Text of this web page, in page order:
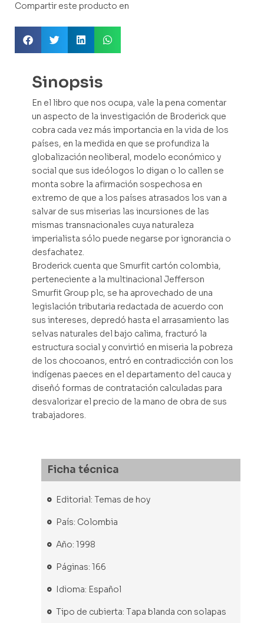
Compartir este producto en
Sinopsis
En el libro que nos ocupa, vale la pena comentar
un aspecto de la investigación de Broderick que
cobra cada vez más importancia en la vida de los
países, en la medida en que se profundiza la
globalización neoliberal, modelo económico y
social que sus ideólogos lo digan o lo callen se
monta sobre la afirmación sospechosa en
extremo de que a los países atrasados los van a
salvar de sus miserias las incursiones de las
mismas transnacionales cuya naturaleza
imperialista sólo puede negarse por ignorancia o
desfachatez.
Broderick cuenta que Smurfit cartón colombia,
perteneciente a la multinacional Jefferson
Smurfit Group plc, se ha aprovechado de una
legislación tributaria redactada de acuerdo con
sus intereses, depredó hasta el arrasamiento las
selvas naturales del bajo calima, fracturó la
estructura social y convirtió en miseria la pobreza
de los chocoanos, entró en contradicción con los
indígenas paeces en el departamento del cauca y
diseñó formas de contratación calculadas para
desvalorizar el precio de la mano de obra de sus
trabajadores.
Ficha técnica
Editorial: Temas de hoy
País: Colombia
Año: 1998
Páginas: 166
Idioma: Español
Tipo de cubierta: Tapa blanda con solapas